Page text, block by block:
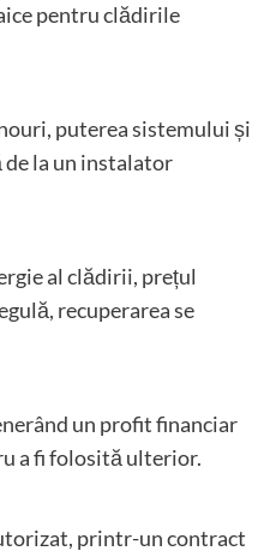
pentru clădirile
puterea sistemului și
la un instalator
al clădirii, prețul
recuperarea se
un profit financiar
a fi folosită ulterior.
printr-un contract